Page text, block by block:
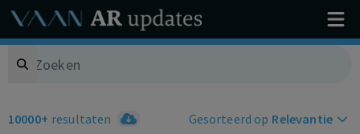
Search
10000+ resultaten Gesorteerd op Relevantie